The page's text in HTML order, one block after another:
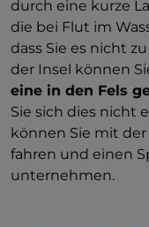
durch eine kurze
die bei Flut im
dass Sie es nicht
der Insel können
eine in den Fels
Sie sich dies nicht
können Sie mit
fahren und einen
unternehmen.